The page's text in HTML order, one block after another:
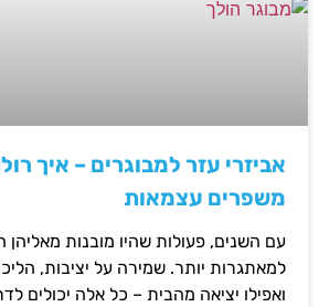
אביזרי עזר למבוגרים – איך
משפרים עצמאות
עם השנים, פעולות שהיו מובנות מאליהן
למאתגרות יותר. שמירה על יציבות,
ואפילו יציאה מהבית – כל אלה יכולים